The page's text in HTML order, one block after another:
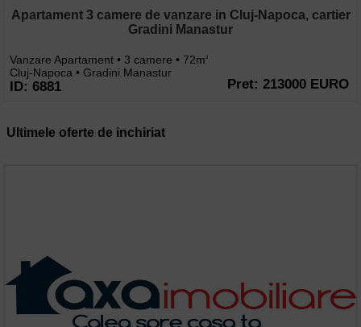
Apartament 3 camere de vanzare in Cluj-Napoca, cartier
Gradini Manastur
Vanzare Apartament • 3 camere • 72m2
Cluj-Napoca • Gradini Manastur
ID: 6881 Pret: 213000 EURO
Ultimele oferte de inchiriat